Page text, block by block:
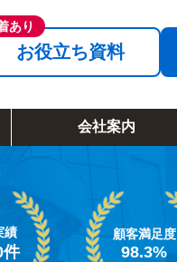
お役立ち資料
会社案内
績
件
顧客満足度
98.3%